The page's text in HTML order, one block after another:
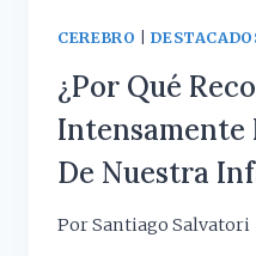
CEREBRO |
¿Por Qué
Intensamente
De Nuestra
PorSantiago Salvatori
12 diciembre, 2017